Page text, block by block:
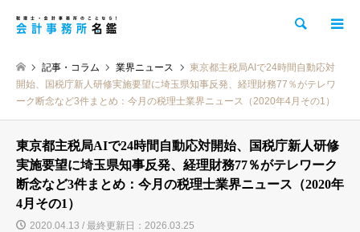
検索
記事・コラム 業界ニュース
東京都主税局AIで24時間自動応対
開始、国税庁新人研修実施要望に埼玉県知事反発、経理財務77％がテレワ
ーク断念など3件まとめ：今月の税理士業界ニュース（2020年4月その1）
東京都主税局AIで24時間自動応対開始、国税庁新人研修
実施要望に埼玉県知事反発、経理財務77％がテレワーク
断念など3件まとめ：今月の税理士業界ニュース（2020年
4月その1）
2020.04.13 / 最終更新日：2026.03.25